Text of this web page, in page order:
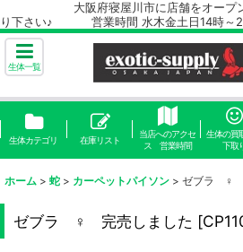
大阪府寝屋川市に店舗をオープン致
り下さい♪ 営業時間 水木金土日14時～
生体一覧
生体カテゴリ 在庫リスト
当店へのアクセ
ス 営業時間
生体の買
下取
ホーム > 蛇 > カーペットパイソン > ゼブラ ♀
ゼブラ ♀ 完売しました [